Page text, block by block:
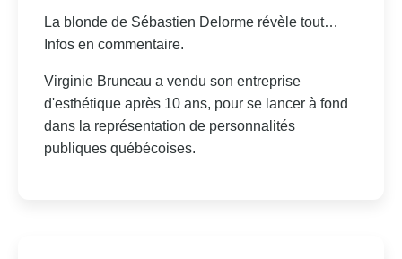
La blonde de Sébastien Delorme révèle tout…
Infos en commentaire.
Virginie Bruneau a vendu son entreprise
d'esthétique après 10 ans, pour se lancer à fond
dans la représentation de personnalités
publiques québécoises.